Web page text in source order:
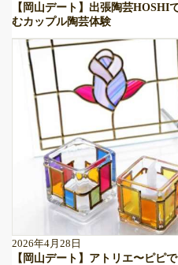
【岡山デート】出張陶芸HOSHI
むカップル陶芸体験
2026年4月28日
【岡山デート】アトリエ〜ピピ